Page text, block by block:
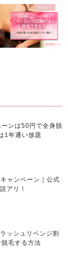
ンは50円で全身脱
1年通い放題
ャンペーン｜公式
アリ！
ッシュリベンジ割
毛する方法